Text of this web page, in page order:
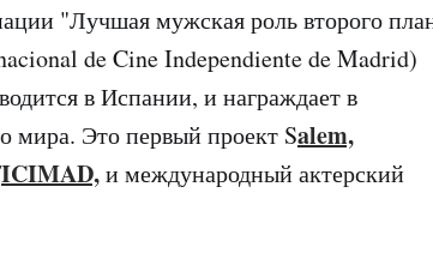
"Лучшая мужская роль второго
de Cine Independiente de Madrid)
в Испании, и награждает в
мира. Это первый проект Salem,
ICIMAD,и международный актерский